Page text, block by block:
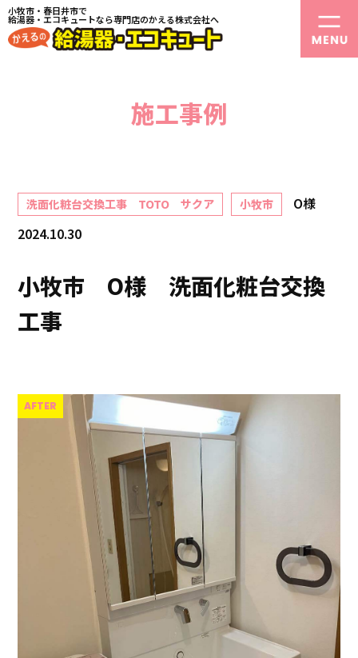
小牧市・春日井市で
給湯器・エコキュートなら専門店のかえる株式会社へ
施工事例
洗面化粧台交換工事 TOTO サクア 小牧市
O様
2024.10.30
小牧市 O様 洗面化粧台交換
工事